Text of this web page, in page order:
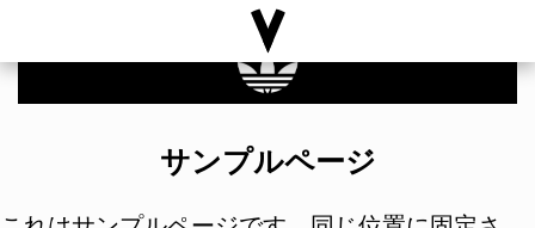
サンプルページ